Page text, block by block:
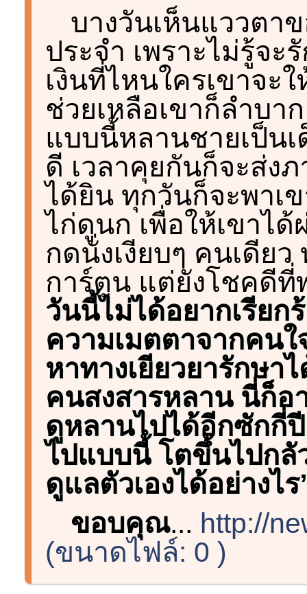
บางวันเห็นแววตา
ประจำ เพราะไม่รู้จะ
เงินที่ไหนใครเขาจะ
ช่วยเหลือเขาก็ลำบ
แบบนี้หลานชายเป็น
ดี เวลาคุยกันก็จะส่ง
ได้ยิน ทุกวันก็จะพาเ
ไก่ดูนก เพื่อให้เขาได้
กดนั่งเงียบๆ คนเดีย
การ์ตูน แต่ยังโชคดี
วันนี้ไม่ได้อยากเรียก
ความเมตตาจากคน
หาทางเยียวยารักษา
คนสงสารหลาน นี่ก็อ
ดูหลานไปได้อีกซักกี่
ไปแบบนี้ โตขึ้นไปกลั
ดูแลตัวเองได้อย่างไ
ขอบคุณ... http://
(ขนาดไฟล์: 0 )